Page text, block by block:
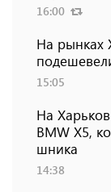
16:00
На рынках
15:05
На
BMW Х5,
шника
14:38